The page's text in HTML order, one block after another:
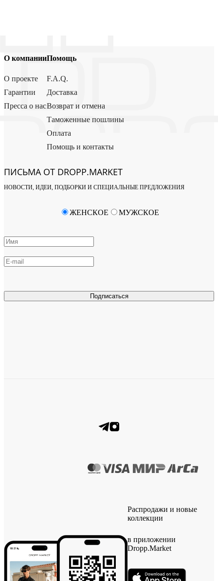
О компании
О проекте
Гарантии
Пресса о нас
Помощь
F.A.Q.
Доставка
Возврат и отмена
Таможенные пошлины
Оплата
Помощь и контакты
ПИСЬМА ОТ DROPP.MARKET
НОВОСТИ, ИДЕИ, ПОДБОРКИ И СПЕЦИАЛЬНЫЕ ПРЕДЛОЖЕНИЯ
Подписаться
ЖЕНСКОЕ МУЖСКОЕ
Распродажи и новые
коллекции
в приложении
Dropp.Market